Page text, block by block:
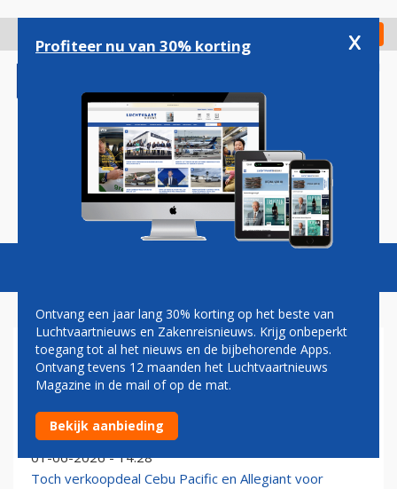
gaan
Check in
Magazine Podcasts Vacatures
VERKOOP
Vracht en catering weg van Schiphol-Centrum: deal van
'een miljard' met KLM rond
01-06-2026 - 14:28
Toch verkoopdeal Cebu Pacific en Allegiant voor
Profiteer nu van 30% korting x
Ontvang een jaar lang 30% korting op het beste van
Luchtvaartnieuws en Zakenreisnieuws. Krijg onbeperkt
toegang tot al het nieuws en de bijbehorende Apps.
Ontvang tevens 12 maanden het Luchtvaartnieuws
Magazine in de mail of op de mat.
Bekijk aanbieding